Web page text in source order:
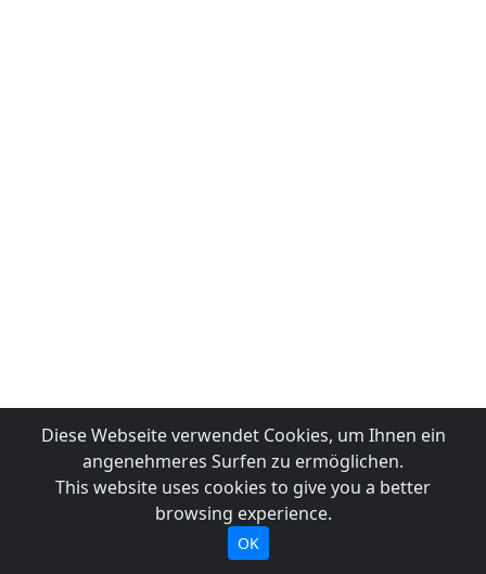
Diese Webseite verwendet Cookies, um Ihnen ein
angenehmeres Surfen zu ermöglichen.
This website uses cookies to give you a better
browsing experience.
OK